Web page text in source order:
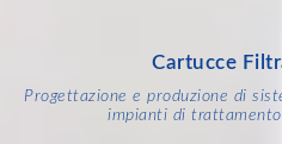
Cartucce
Progettazione e produzione di
impianti di trattamento